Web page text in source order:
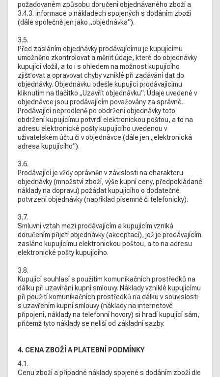
požadovaném způsobu doručení objednávaného zboží a
3.4.3. informace o nákladech spojených s dodáním zboží
(dále společně jen jako „objednávka“).
3.5.
Před zasláním objednávky prodávajícímu je kupujícímu
umožněno zkontrolovat a měnit údaje, které do objednávky
kupující vložil, a to i s ohledem na možnost kupujícího
zjišťovat a opravovat chyby vzniklé při zadávání dat do
objednávky. Objednávku odešle kupující prodávajícímu
kliknutím na tlačítko „Uzavřít objednávku“. Údaje uvedené v
objednávce jsou prodávajícím považovány za správné.
Prodávající neprodleně po obdržení objednávky toto
obdržení kupujícímu potvrdí elektronickou poštou, a to na
adresu elektronické pošty kupujícího uvedenou v
uživatelském účtu či v objednávce (dále jen „elektronická
adresa kupujícího“).
3.6.
Prodávající je vždy oprávněn v závislosti na charakteru
objednávky (množství zboží, výše kupní ceny, předpokládané
náklady na dopravu) požádat kupujícího o dodatečné
potvrzení objednávky (například písemně či telefonicky).
3.7.
Smluvní vztah mezi prodávajícím a kupujícím vzniká
doručením přijetí objednávky (akceptací), jež je prodávajícím
zasláno kupujícímu elektronickou poštou, a to na adresu
elektronické pošty kupujícího.
3.8.
Kupující souhlasí s použitím komunikačních prostředků na
dálku při uzavírání kupní smlouvy. Náklady vzniklé kupujícímu
při použití komunikačních prostředků na dálku v souvislosti
s uzavřením kupní smlouvy (náklady na internetové
připojení, náklady na telefonní hovory) si hradí kupující sám,
přičemž tyto náklady se neliší od základní sazby.
4. CENA ZBOŽÍ A PLATEBNÍ PODMÍNKY
4.1.
Cenu zboží a případné náklady spojené s dodáním zboží dle